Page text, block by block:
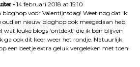
14 februari 2018 at 15:10
bloghop voor Valentijnsdag! Weet nog dat ik
oud en nieuw bloghop ook meegedaan heb,
wat leuke blogs ‘ontdekt’ die ik ben blijven
ga ook dit keer weer het rondje. Natuurlijk
een beetje extra geluk vergeleken met toen!